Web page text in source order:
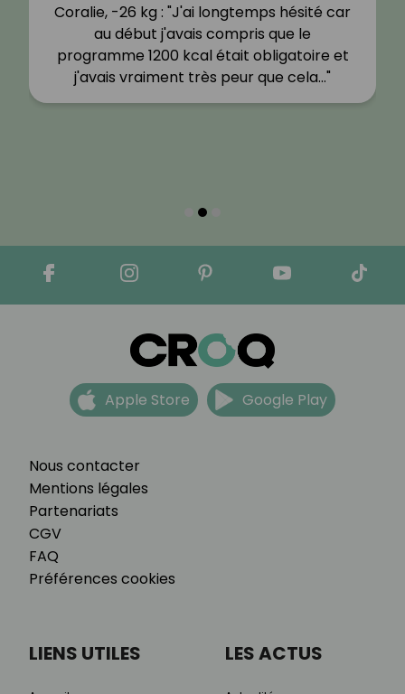
Coralie, -26 kg : "J'ai longtemps hésité car
au début j'avais compris que le
programme 1200 kcal était obligatoire et
j'avais vraiment très peur que cela…"
Nous contacter
Mentions légales
Partenariats
CGV
FAQ
Préférences cookies
Apple Store Google Play
LIENS UTILES LES ACTUS